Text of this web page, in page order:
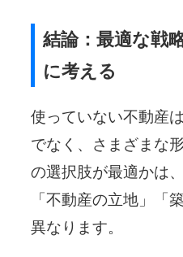
結論：最適な戦
に考える
使っていない不動産
でなく、さまざまな
の選択肢が最適かは
「不動産の立地」「
異なります。